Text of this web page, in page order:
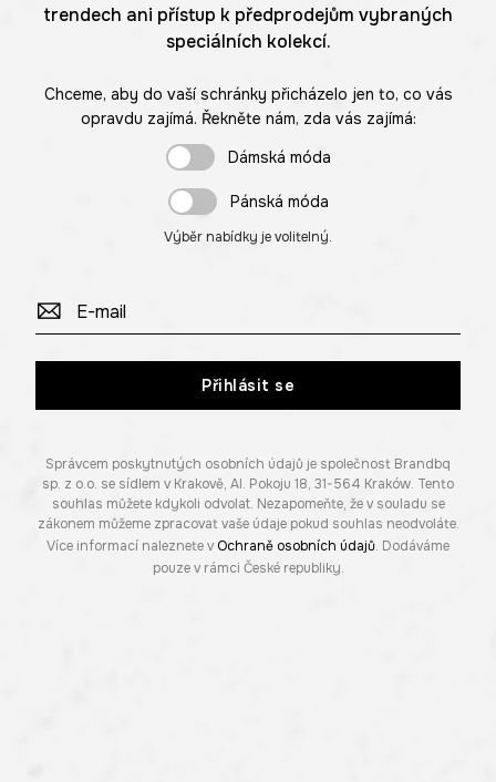
trendech ani přístup k předprodejům vybraných
speciálních kolekcí.
Chceme, aby do vaší schránky přicházelo jen to, co vás
opravdu zajímá. Řekněte nám, zda vás zajímá:
Dámská móda
Pánská móda
Výběr nabídky je volitelný.
Přihlásit se
Správcem poskytnutých osobních údajů je společnost Brandbq
sp. z o.o. se sídlem v Krakově, Al. Pokoju 18, 31-564 Kraków. Tento
souhlas můžete kdykoli odvolat. Nezapomeňte, že v souladu se
zákonem můžeme zpracovat vaše údaje pokud souhlas neodvoláte.
Více informací naleznete v Ochraně osobních údajů. Dodáváme
pouze v rámci České republiky.